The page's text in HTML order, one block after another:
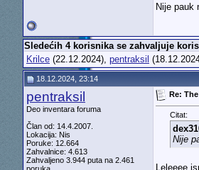
Nije pauk
Sledećih 4 korisnika se zahvaljuje
Krilce(22.12.2024), pentraksil
18.12.2024, 23:14
pentraksil
Deo inventara foruma
Član od: 14.4.2007.
Lokacija: Nis
Poruke: 12.664
Zahvalnice: 4.613
Zahvaljeno 3.944 puta na 2.461
Re:
Citat:
Nije
Leleeee